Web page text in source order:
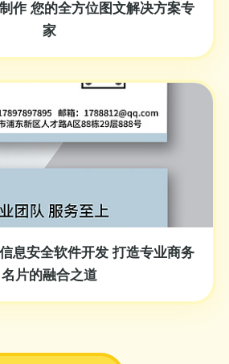
作 您的全方位图文解决方案专
家
息安全软件开发 打造专业商务
名片的融合之道